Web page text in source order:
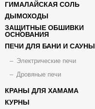
ГИМАЛАЙСКАЯ СОЛЬ
ДЫМОХОДЫ
ЗАЩИТНЫЕ ОБШИВКИ
ОСНОВАНИЯ
ПЕЧИ ДЛЯ БАНИ И САУНЫ
Электрические печи
Дровяные печи
КРАНЫ ДЛЯ ХАМАМА
КУРНЫ